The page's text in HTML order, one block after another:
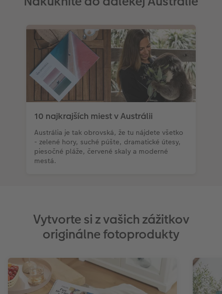
10 najkrajších miest v Austrálii
Austrália je tak obrovská, že tu nájdete všetko
- zelené hory, suché púšte, dramatické útesy,
piesočné pláže, červené skaly a moderné
mestá.
Vytvorte si z vašich zážitkov
originálne fotoprodukty